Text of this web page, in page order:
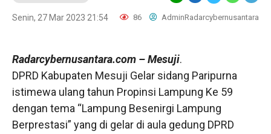
Senin, 27 Mar 2023 21:54 86 AdminRadarcybernusantara
Radarcybernusantara.com – Mesuji.
DPRD Kabupaten Mesuji Gelar sidang Paripurna
istimewa ulang tahun Propinsi Lampung Ke 59
dengan tema “Lampung Besenirgi Lampung
Berprestasi” yang di gelar di aula gedung DPRD